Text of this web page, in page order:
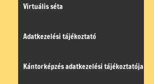
Virtuális séta
Adatkezelési tájékoztató
Kántorképzés adatkezelési tájékoztatója